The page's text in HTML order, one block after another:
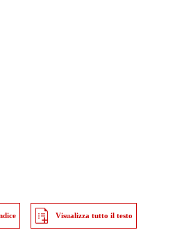
Visualizza tutto il testo